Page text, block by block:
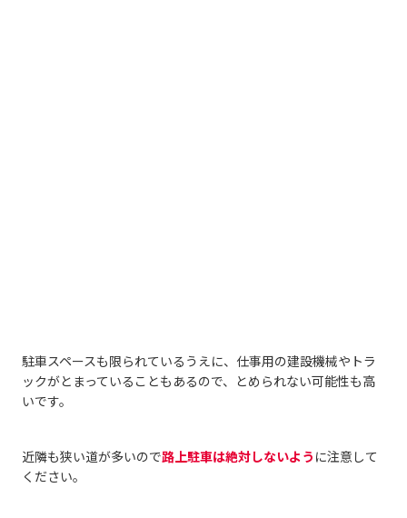
駐車スペースも限られているうえに、仕事用の建設機械やトラ
ックがとまっていることもあるので、とめられない可能性も高
いです。
近隣も狭い道が多いので路上駐車は絶対しないよう に注意して
ください。